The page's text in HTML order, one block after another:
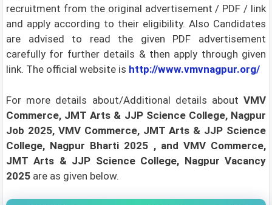
recruitment from the original advertisement / PDF / link
and apply according to their eligibility. Also Candidates
are advised to read the given PDF advertisement
carefully for further details & then apply through given
link. The official website is http://www.vmvnagpur.org/
For more details about/Additional details about VMV
Commerce, JMT Arts & JJP Science College, Nagpur
Job 2025, VMV Commerce, JMT Arts & JJP Science
College, Nagpur Bharti 2025 , and VMV Commerce,
JMT Arts & JJP Science College, Nagpur Vacancy
2025 are as given below.